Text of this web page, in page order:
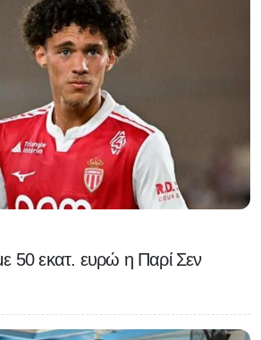
50 εκατ. ευρώ η Παρί Σεν